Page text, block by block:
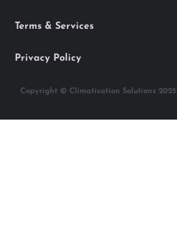
Terms & Services
Privacy Policy
Copyright © Climatisation Solutions 2025.